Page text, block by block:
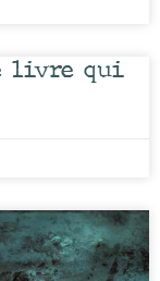
livre qui